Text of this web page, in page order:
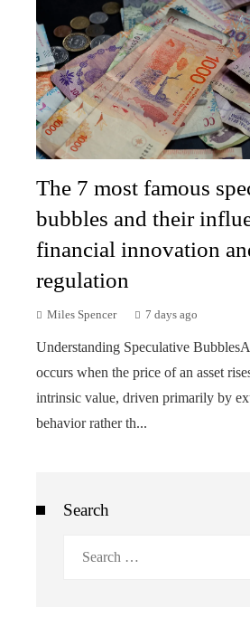
The 7 most famous
bubbles and their
financial innovation
regulation
Miles Spencer 7 days ago
Understanding Speculative
occurs when the price of an asset
intrinsic value, driven primarily by
behavior rather th...
Search